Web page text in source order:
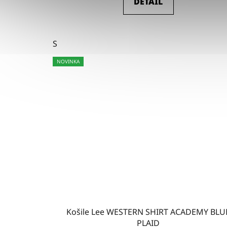
S
NOVINKA
Košile Lee WESTERN SHIRT ACADEMY
PLAID